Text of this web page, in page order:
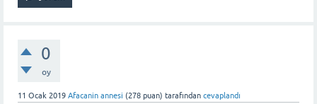
0
oy
11 Ocak 2019 Afacanin annesi (278 puan) tarafından cevaplandı